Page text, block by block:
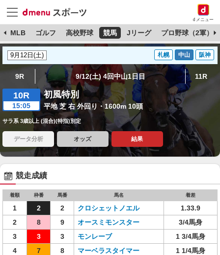
dメニュー
MLB ゴルフ 高校野球 競馬 Jリーグ プロ野球（2軍）
札幌 中山 阪神
9R 9/12(土) 4回中山1日目 11R
10R
15:05
初風特別
平地 芝 右 外回り・1600m 10頭
サラ系 3歳以上 (混合)(特指)別定
データ分析 オッズ 結果
競走成績
着順 枠番 馬番 馬名 着差
1 2 2 クロシェットノエル
1.33.9
2
8 9 オースミモンスター
3/4馬身
3
3 3 モンレーブ
1 3/4馬身
4
7 8 マーベラスタイマー
1 1/4馬身